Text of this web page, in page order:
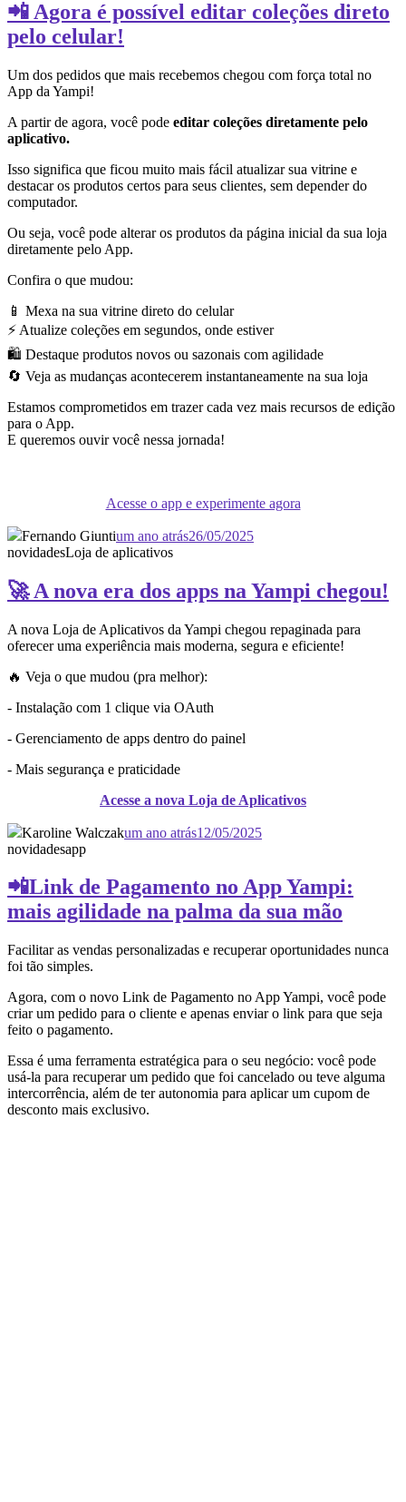
📲 Agora é possível editar coleções direto
pelo celular!
Um dos pedidos que mais recebemos chegou com força total no
App da Yampi!
A partir de agora, você pode editar coleções diretamente pelo
aplicativo.
Isso significa que ficou muito mais fácil atualizar sua vitrine e
destacar os produtos certos para seus clientes, sem depender do
computador.
Ou seja, você pode alterar os produtos da página inicial da sua loja
diretamente pelo App.
Confira o que mudou:
📱 Mexa na sua vitrine direto do celular
⚡ Atualize coleções em segundos, onde estiver
🛍️ Destaque produtos novos ou sazonais com agilidade
🔄 Veja as mudanças acontecerem instantaneamente na sua loja
Estamos comprometidos em trazer cada vez mais recursos de edição
para o App.
E queremos ouvir você nessa jornada!
Acesse o app e experimente agora
Fernando Giuntium ano atrás26/05/2025
novidadesLoja de aplicativos
🚀 A nova era dos apps na Yampi chegou!
A nova Loja de Aplicativos da Yampi chegou repaginada para
oferecer uma experiência mais moderna, segura e eficiente!
🔥 Veja o que mudou (pra melhor):
- Instalação com 1 clique via OAuth
- Gerenciamento de apps dentro do painel
- Mais segurança e praticidade
Acesse a nova Loja de Aplicativos
Karoline Walczakum ano atrás12/05/2025
novidadesapp
📲Link de Pagamento no App Yampi:
mais agilidade na palma da sua mão
Facilitar as vendas personalizadas e recuperar oportunidades nunca
foi tão simples.
Agora, com o novo Link de Pagamento no App Yampi, você pode
criar um pedido para o cliente e apenas enviar o link para que seja
feito o pagamento.
Essa é uma ferramenta estratégica para o seu negócio: você pode
usá-la para recuperar um pedido que foi cancelado ou teve alguma
intercorrência, além de ter autonomia para aplicar um cupom de
desconto mais exclusivo.